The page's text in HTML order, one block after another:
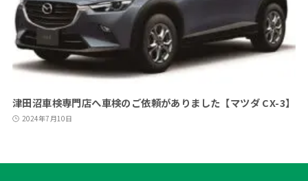
津田沼車検専門店へ車検のご依頼がありました【マツダ CX-3】
2024年7月10日